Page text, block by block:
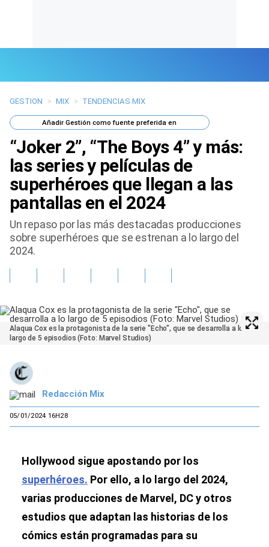
Últimas Noticias
Mi Bolsillo
Gente
Tendencias Mix
Sports
GESTION > MIX > TENDENCIAS MIX
AñadirGestión como fuente preferida en
“Joker 2”, “The Boys 4” y más:
las series y películas de
superhéroes que llegan a las
pantallas en el 2024
Un repaso por las más destacadas producciones
sobre superhéroes que se estrenan a lo largo del
2024.
Alaqua Cox es la protagonista de la serie "Echo", que se desarrolla a lo
largo de 5 episodios (Foto: Marvel Studios)
Redacción Mix
05/01/2024 16H28
Hollywood sigue apostando por los
superhéroes. Por ello, a lo largo del 2024,
varias producciones de Marvel, DC y otros
estudios que adaptan las historias de los
cómics están programadas para su